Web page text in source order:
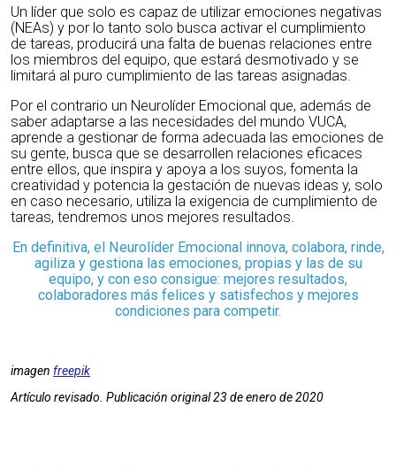
Un líder que solo es capaz de utilizar emociones negativas
(NEAs) y por lo tanto solo busca activar el cumplimiento
de tareas, producirá una falta de buenas relaciones entre
los miembros del equipo, que estará desmotivado y se
limitará al puro cumplimiento de las tareas asignadas.
Por el contrario un Neurolíder Emocional que, además de
saber adaptarse a las necesidades del mundo VUCA,
aprende a gestionar de forma adecuada las emociones de
su gente, busca que se desarrollen relaciones eficaces
entre ellos, que inspira y apoya a los suyos, fomenta la
creatividad y potencia la gestación de nuevas ideas y, solo
en caso necesario, utiliza la exigencia de cumplimiento de
tareas, tendremos unos mejores resultados.
En definitiva, el Neurolíder Emocional innova, colabora, rinde,
agiliza y gestiona las emociones, propias y las de su
equipo, y con eso consigue: mejores resultados,
colaboradores más felices y satisfechos y mejores
condiciones para competir.
imagen freepik
Artículo revisado. Publicación original 23 de enero de 2020